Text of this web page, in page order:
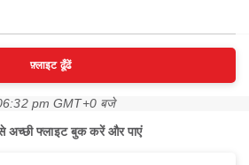
फ़्लाइट ढूँढें
pm GMT+0 बजे
फ्लाइट बुक करें और पाएं